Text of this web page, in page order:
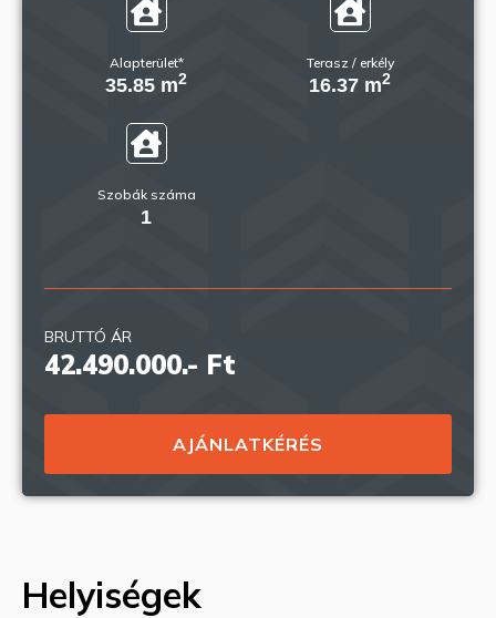
Alapterület*
35.85 m2
Terasz / erkély
16.37 m2
Szobák száma
1
BRUTTÓ ÁR
42.490.000.- Ft
AJÁNLATKÉRÉS
Helyiségek